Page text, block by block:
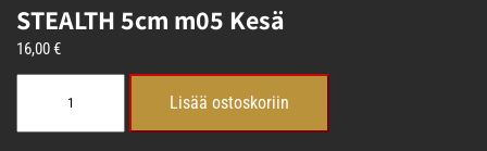
STEALTH 5cm m05 Kesä
16,00€
Lisää ostoskoriin